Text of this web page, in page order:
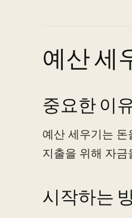
예산 세
중요한 이
예산 세우기는
지출을 위해 자
시작하는